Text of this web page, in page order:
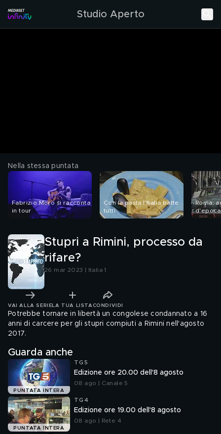
Studio Aperto
Nella stessa puntata
Fabrizio Moro si racconta
in tour
Con la pasta l'Italia batte
tutti
Roma:
Stupri a Rimini, processo da
rifare?
26 mar 2023 | Italia 1
VAI ALLA SERIE LA TUA LISTA CONDIVIDI
Potrebbe tornare in libertà un congolese condannato a 16
anni di carcere per gli stupri compiuti a Rimini nell'agosto
2017.
Guarda anche
PUNTATA INTERA
TG5
Edizione ore 20.00 dell'8 agosto
08 ago | Canale 5
PUNTATA INTERA
TG4
Edizione ore 19.00 dell'8 agosto
08 ago | Rete 4